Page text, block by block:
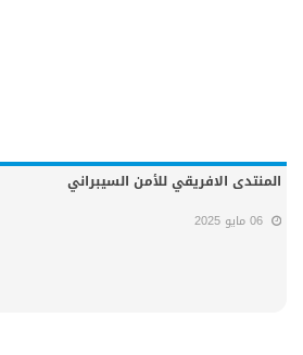
المنتدى الافريقي للأمن السيبراني
06 مايو 2025